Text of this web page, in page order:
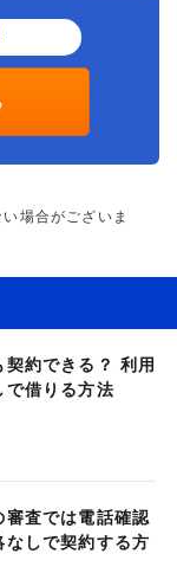
場合がございま
約できる？ 利用
で借りる方法
審査では電話確認
しで契約する方